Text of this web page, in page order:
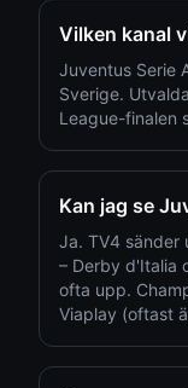
Vilken kanal
Juventus Serie
Sverige.
League-finalen
Kan jag se
Ja. TV4 sänder
– Derby d'Italia
ofta upp.
Viaplay (oftast